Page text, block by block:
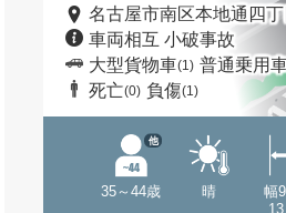
名古屋市南区本地通四
車両相互 小破事故
大型貨物車(1) 普通乗用車
死亡(0) 負傷(1)
35～44歳
他
晴
幅